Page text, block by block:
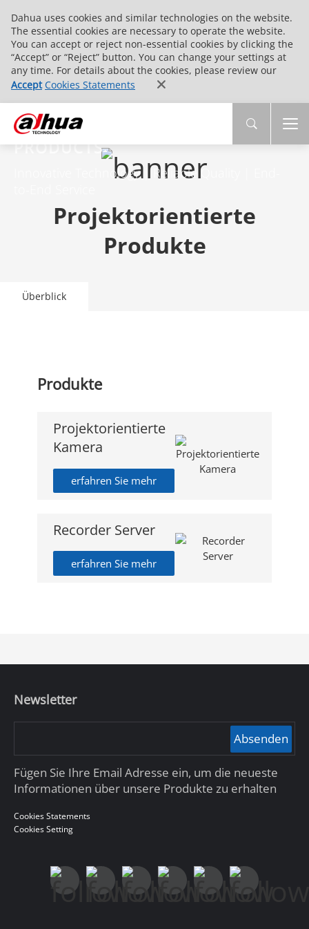
Dahua uses cookies and similar technologies on the website.
The essential cookies are necessary to operate the website.
You can accept or reject non-essential cookies by clicking the
“Accept” or “Reject” button. You can change your settings at
any time. For details about the cookies, please review our
Accept Cookies Statements
PRODUCTS
Innovative Technology | Reliable Quality | End-
Projektorientierte
Produkte
Überblick
Produkte
Projektorientierte
Kamera
erfahren Sie mehr
Recorder Server
erfahren Sie mehr
Newsletter
Absenden
Fügen Sie Ihre Email Adresse ein, um die neueste
Informationen über unsere Produkte zu erhalten
Cookies Statements
Cookies Setting